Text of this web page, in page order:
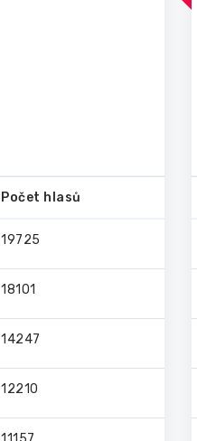
Počet hlasů
19725
18101
14247
12210